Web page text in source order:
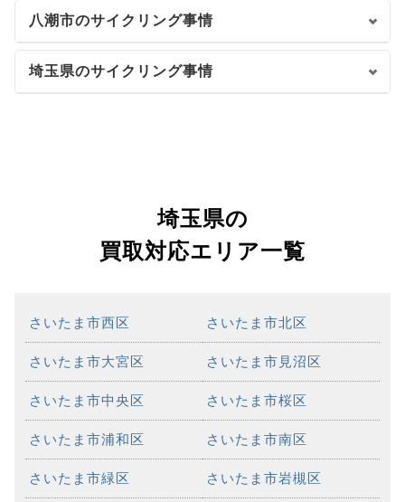
八潮市のサイクリング事情
埼玉県のサイクリング事情
埼玉県の
買取対応エリア一覧
さいたま市西区 さいたま市北区
さいたま市大宮区 さいたま市見沼区
さいたま市中央区 さいたま市桜区
さいたま市浦和区 さいたま市南区
さいたま市緑区 さいたま市岩槻区